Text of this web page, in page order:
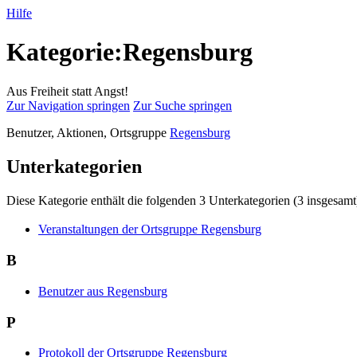
Hilfe
Kategorie:Regensburg
Aus Freiheit statt Angst!
Zur Navigation springen Zur Suche springen
Benutzer, Aktionen, Ortsgruppe Regensburg
Unterkategorien
Diese Kategorie enthält die folgenden 3 Unterkategorien (3
Veranstaltungen der Ortsgruppe Regensburg
B
Benutzer aus Regensburg
P
Protokoll der Ortsgruppe Regensburg